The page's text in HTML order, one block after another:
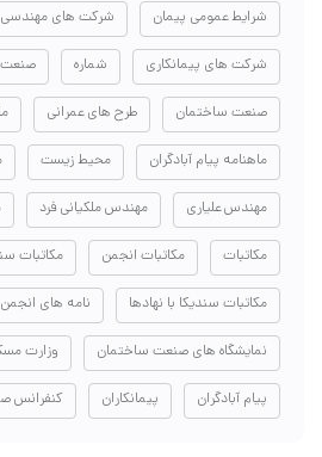
شرایط عمومی پیمان شرکت های مهندسی
شرکت های پیمانکاری شماره
صنعت ساختمان طرح های عمرانی
ماهنامه پیام آبادگران محیط زیست
مهندس علیاری مهندس ملکیانی فرد
مکاتبات مکاتبات انجمن مکاتبات
مکاتبات سندیکا با نهادها نامه های انجمن
نمایشگاه های صنعت ساختمان وزارت
پیام آبادگران پیمانکاران کنفرانس